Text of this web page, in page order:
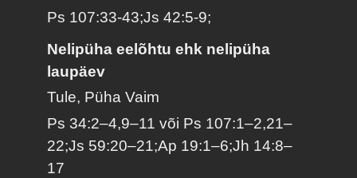
Ps 107:33-43;Js 42:5-9;
Nelipüha eelõhtu ehk nelipüha
laupäev
Tule, Püha Vaim
Ps 34:2–4,9–11 või Ps 107:1–2,21–
22;Js 59:20–21;Ap 19:1–6;Jh 14:8–
17